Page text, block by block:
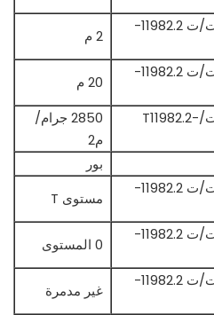
جيجابايت/ت 11982.2-
2 م
جيجابايت/ت 11982.2-
20 م
جيجابايت/T11982.2-
2850 جرام/
م2
بور
جيجابايت/ت 11982.2-
مستوى T
جيجابايت/ت 11982.2-
0 المستوى
جيجابايت/ت 11982.2-
غير مدمرة